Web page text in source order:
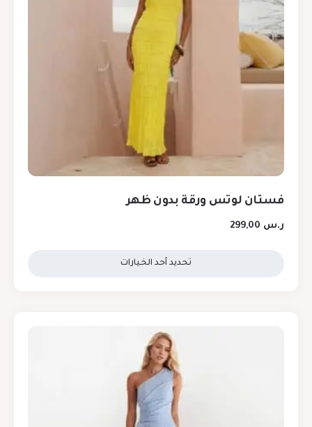
فستان لوتس ورقة بدون ظهر
ر.س
تحديد أحد الخيارات